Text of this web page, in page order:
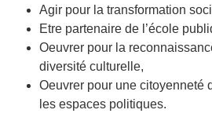
Agir pour la transformation
Etre partenaire de l’école
Oeuvrer pour la
diversité culturelle,
Oeuvrer pour une citoyenneté
les espaces politiques.